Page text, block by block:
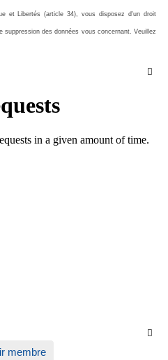
et Libertés (article 34), vous disposez d'un droit
des données vous concernant. Veuillez


membre